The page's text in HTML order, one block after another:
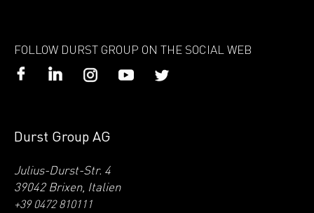
FOLLOW DURST GROUP ON THE SOCIAL WEB
Durst Group AG
Julius-Durst-Str. 4
39042 Brixen, Italien
+39 0472 810111